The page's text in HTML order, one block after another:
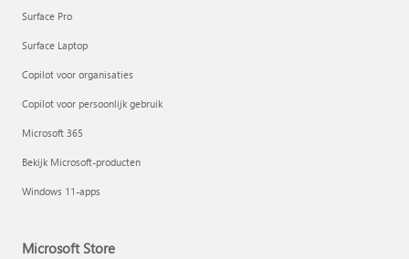
Surface Pro
Surface Laptop
Copilot voor organisaties
Copilot voor persoonlijk gebruik
Microsoft 365
Bekijk Microsoft-producten
Windows 11-apps
Microsoft Store